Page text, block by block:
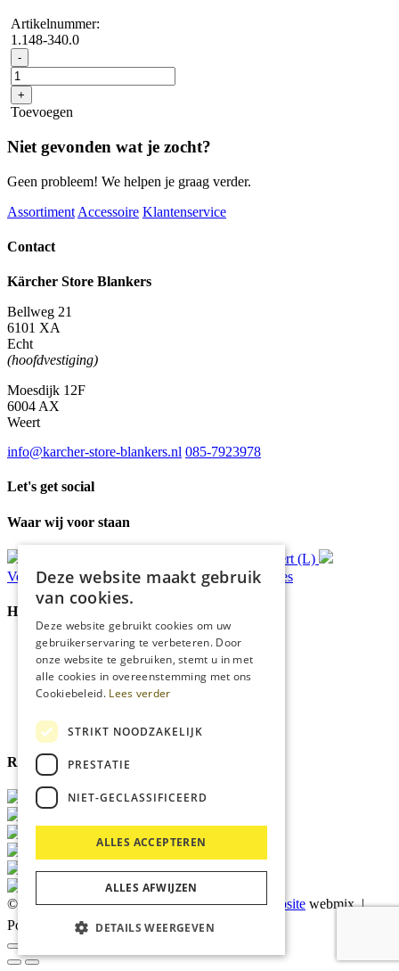
Artikelnummer:
1.148-340.0
- NT
40/1
Tact
Bs
*EU
+
Toevoegen
Niet gevonden wat je zocht?
Geen probleem! We helpen je graag verder.
Assortiment Accessoire Klantenservice
Contact
Kärcher Store Blankers
Bellweg 21
6101 XA
Echt
(hoofdvestiging)
Moesdijk 12F
6004 AX
Weert
info@karcher-store-blankers.nl 085-7923978
Let's get social
Waar wij voor staan
Ophalen in Echt of Weert (L)
Verzondenbinnen 48 uur* Persoonlijk advies
Handige Links
Home
Klantenservice
Over ons
Blog
Cookies
Reviewmerk
© 2026 Kärcher Store Blankers |Maatwerk website webmix |
Powered by
Marker Media
Deze website maakt gebruik
van cookies.
Deze website gebruikt cookies om uw
gebruikerservaring te verbeteren. Door
onze website te gebruiken, stemt u in met
alle cookies in overeenstemming met ons
Cookiebeleid. Lees verder
STRIKT NOODZAKELIJK
PRESTATIE
NIET-GECLASSIFICEERD
ALLES ACCEPTEREN
ALLES AFWIJZEN
DETAILS WEERGEVEN